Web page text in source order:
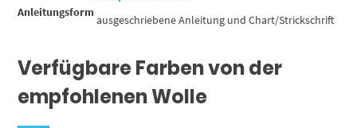
Anleitungsform
ausgeschriebene Anleitung und Chart/Strickschrift
Verfügbare Farben von der
empfohlenen Wolle